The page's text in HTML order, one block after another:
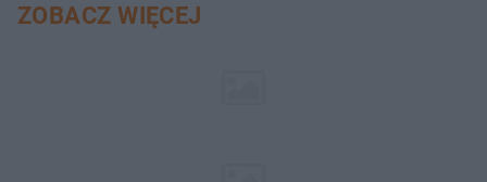
ZOBACZ WIĘCEJ